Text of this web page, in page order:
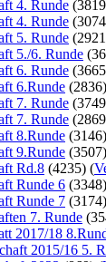
4. Runde
4. Runde
5. Runde
5./6. Runde
6. Runde
6.Runde (2836)
7. Runde
7. Runde
8.Runde (3146)
9.Runde (3507)
Rd.8 (4235) (
Runde 6 (3348)
Runde 7 (3174)
7. Runde
2017/18
2015/16 5.